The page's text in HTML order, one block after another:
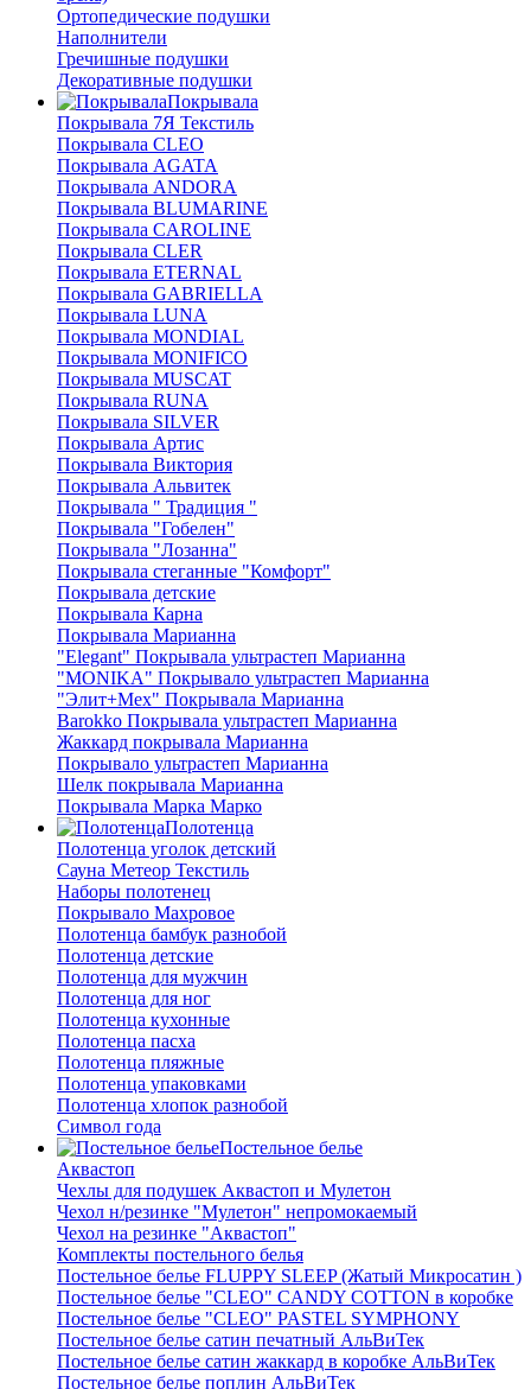
Ортопедические подушки
Наполнители
Гречишные подушки
Декоративные подушки
Покрывала
Покрывала 7Я Текстиль
Покрывала CLEO
Покрывала AGATA
Покрывала ANDORA
Покрывала BLUMARINE
Покрывала CAROLINE
Покрывала CLER
Покрывала ETERNAL
Покрывала GABRIELLA
Покрывала LUNA
Покрывала MONDIAL
Покрывала MONIFICO
Покрывала MUSCAT
Покрывала RUNA
Покрывала SILVER
Покрывала Артис
Покрывала Виктория
Покрывала Альвитек
Покрывала " Традиция "
Покрывала "Гобелен"
Покрывала "Лозанна"
Покрывала стеганные "Комфорт"
Покрывала детские
Покрывала Карна
Покрывала Марианна
"Elegant" Покрывала ультрастеп Марианна
"MONIKA" Покрывало ультрастеп Марианна
"Элит+Мех" Покрывала Марианна
Barokko Покрывала ультрастеп Марианна
Жаккард покрывала Марианна
Покрывало ультрастеп Марианна
Шелк покрывала Марианна
Покрывала Марка Марко
Полотенца
Полотенца уголок детский
Сауна Метеор Текстиль
Наборы полотенец
Покрывало Махровое
Полотенца бамбук разнобой
Полотенца детские
Полотенца для мужчин
Полотенца для ног
Полотенца кухонные
Полотенца пасха
Полотенца пляжные
Полотенца упаковками
Полотенца хлопок разнобой
Символ года
Постельное белье
Аквастоп
Чехлы для подушек Аквастоп и Мулетон
Чехол н/резинке "Мулетон" непромокаемый
Чехол на резинке "Аквастоп"
Комплекты постельного белья
Постельное белье FLUPPY SLEEP (Жатый Микросатин )
Постельное белье "CLEO" CANDY COTTON в коробке
Постельное белье "CLEO" PASTEL SYMPHONY
Постельное белье сатин печатный АльВиТек
Постельное белье сатин жаккард в коробке АльВиТек
Постельное белье поплин АльВиТек